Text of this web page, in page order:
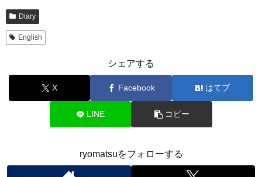
Diary
English
シェアする
X Facebook はてブ
LINE コピー
ryomatsuをフォローする